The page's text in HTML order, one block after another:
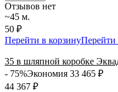
Отзывов нет
~45 м.
50 ₽
Перейти в корзинуПерейти
35 в шляпной коробке
- 75%Экономия 33 465 ₽
44 367 ₽